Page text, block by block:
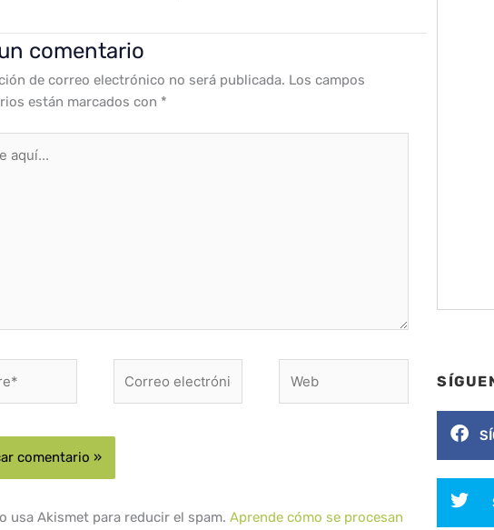
comentario
de correo electrónico no será publicada. Los campos
están marcados con *
electrónico*
usa Akismet para reducir el spam.Aprende cómo se procesan